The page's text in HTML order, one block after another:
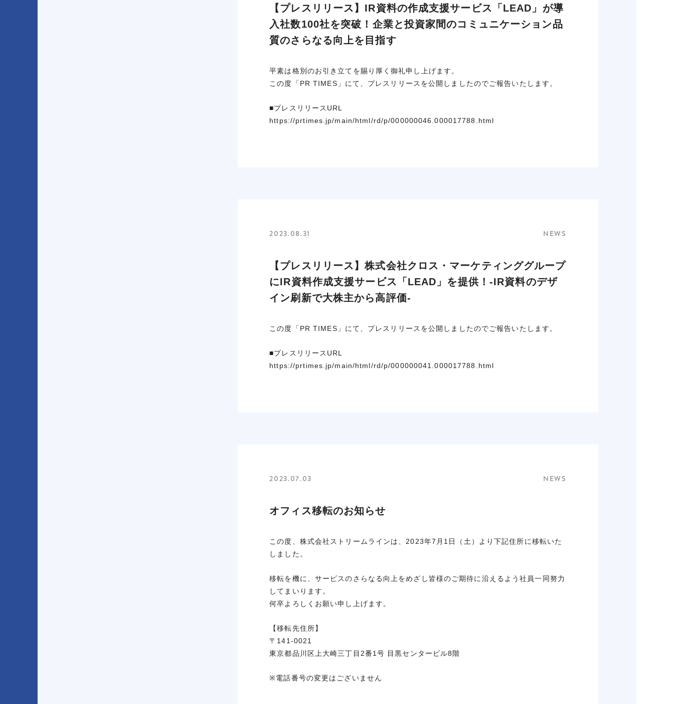
【プレスリリース】IR資料の作成支援サービス「LEAD」が導
入社数100社を突破！企業と投資家間のコミュニケーション品
質のさらなる向上を目指す
平素は格別のお引き立てを賜り厚く御礼申し上げます。
この度「PR TIMES」にて、プレスリリースを公開しましたのでご報告いたします。
■プレスリリースURL
https://prtimes.jp/main/html/rd/p/000000046.000017788.html
2023.08.31 NEWS
【プレスリリース】株式会社クロス・マーケティンググループ
にIR資料作成支援サービス「LEAD」を提供！-IR資料のデザ
イン刷新で大株主から高評価-
この度「PR TIMES」にて、プレスリリースを公開しましたのでご報告いたします。
■プレスリリースURL
https://prtimes.jp/main/html/rd/p/000000041.000017788.html
2023.07.03 NEWS
オフィス移転のお知らせ
この度、株式会社ストリームラインは、2023年7月1日（土）より下記住所に移転いた
しました。
移転を機に、サービスのさらなる向上をめざし皆様のご期待に沿えるよう社員一同努力
してまいります。
何卒よろしくお願い申し上げます。
【移転先住所】
〒141-0021
東京都品川区上大崎三丁目2番1号 目黒センタービル8階
※電話番号の変更はございません